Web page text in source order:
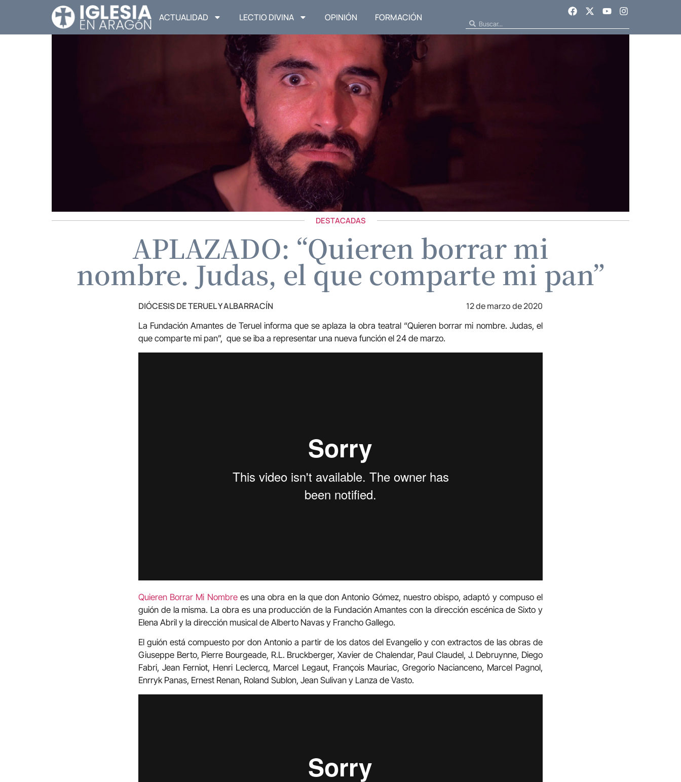
ACTUALIDAD LECTIO DIVINA OPINIÓN FORMACIÓN
DESTACADAS
APLAZADO: “Quieren borrar mi
nombre. Judas, el que comparte mi pan”
DIÓCESIS DE TERUEL Y ALBARRACÍN 12 de marzo de 2020
La Fundación Amantes de Teruel informa que se aplaza la obra teatral “Quieren borrar mi nombre. Judas, el
que comparte mi pan”, que se iba a representar una nueva función el 24 de marzo.
Quieren Borrar Mi Nombrees una obra en la que don Antonio Gómez, nuestro obispo, adaptó y compuso el
guión de la misma. La obra es una producción de la Fundación Amantes con la dirección escénica de Sixto y
Elena Abril y la dirección musical de Alberto Navas y Francho Gallego.
El guión está compuesto por don Antonio a partir de los datos del Evangelio y con extractos de las obras de
Giuseppe Berto, Pierre Bourgeade, R.L. Bruckberger, Xavier de Chalendar, Paul Claudel, J. Debruynne, Diego
Fabri, Jean Ferniot, Henri Leclercq, Marcel Legaut, François Mauriac, Gregorio Nacianceno, Marcel Pagnol,
Enrryk Panas, Ernest Renan, Roland Sublon, Jean Sulivan y Lanza de Vasto.